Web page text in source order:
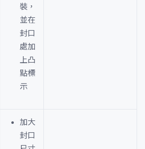
裝，
並在
封口
處加
上凸
點標
示
加大
封口